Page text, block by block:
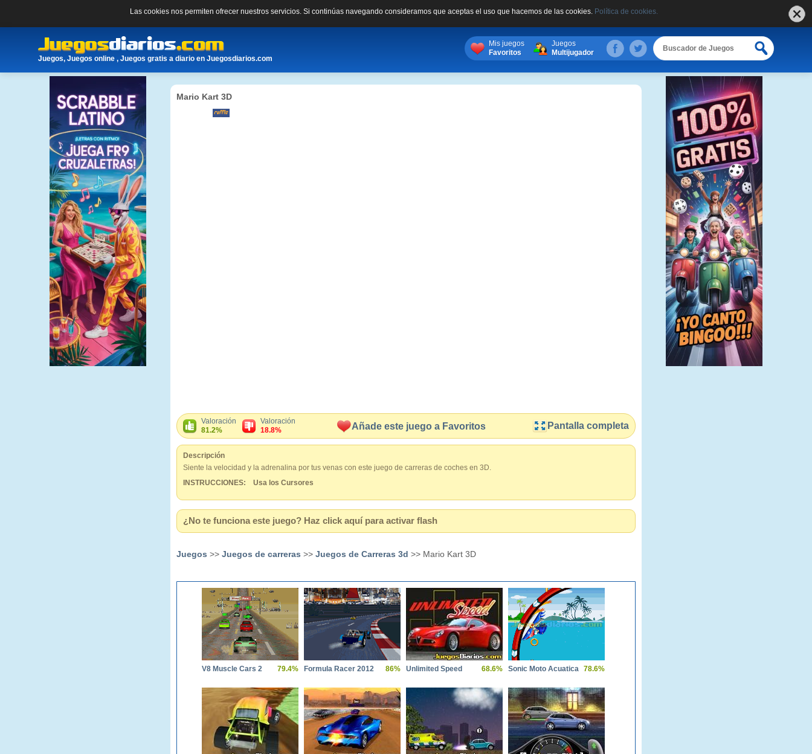
Las cookies nos permiten ofrecer nuestros servicios. Si continúas navegando consideramos que aceptas el uso que hacemos de las cookies. Política de cookies.
Juegos, Juegos online , Juegos gratis a diario en Juegosdiarios.com
Mis juegos
Favoritos
Juegos
Multijugador
Mario Kart 3D
Valoración
81.2%
Valoración
18.8%
Añade este juego a Favoritos Pantalla completa
Descripción
Siente la velocidad y la adrenalina por tus venas con este juego de carreras de coches en 3D.
INSTRUCCIONES: Usa los Cursores
¿No te funciona este juego? Haz click aquí para activar flash
Juegos >> Juegos de carreras >> Juegos de Carreras 3d >> Mario Kart 3D
V8 Muscle Cars 2 79.4% Formula Racer 2012 86% Unlimited Speed 68.6% Sonic Moto Acuatica 78.6%